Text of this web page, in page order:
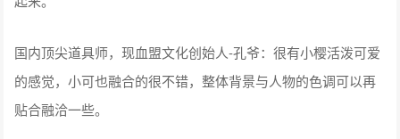
国内顶尖道具师，现血盟文化创始人-孔爷：很有小樱活泼可爱
的感觉，小可也融合的很不错，整体背景与人物的色调可以再
贴合融洽一些。